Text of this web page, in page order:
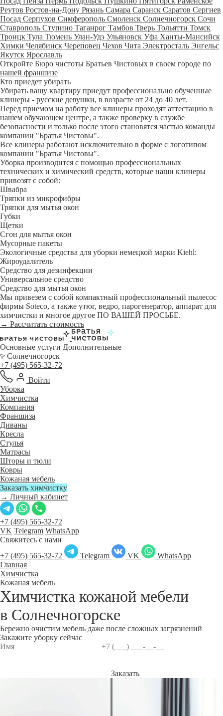
Реутов Ростов-на-Дону Рязань Самара Саранск Саратов Сергиев
Посад Серпухов Симферополь Смоленск Солнечногорск Сочи
Ставрополь Ступино Таганрог Тамбов Тверь Тольятти Томск
Троицк Тула Тюмень Улан-Удэ Ульяновск Уфа Ханты-Мансийск
Химки Челябинск Череповец Чехов Чита Электросталь Энгельс
Якутск Ярославль
Откройте Бюро чистоты Братьев Чистовых в своем городе по
нашей франшизе
Кто приедет убирать
Убирать вашу квартиру приедут профессионально обученные
клинеры - русские девушки, в возрасте от 24 до 40 лет.
Перед приемом на работу все клинеры проходят аттестацию в
нашем обучающем центре, а также проверку в службе
безопасности и только после этого становятся частью команды
компании "Братья Чистовы".
Все клинеры работают исключительно в форме с логотипом
компании "Братья Чистовы".
Уборка производится с помощью профессиональных
технических и химический средств, которые наши клинеры
привозят с собой:
Швабра
Тряпки из микрофибры
Тряпки для мытья окон
Губки
Щетки
Сгон для мытья окон
Мусорные пакеты
Экологичные средства для уборки немецкой марки Kiehl:
Жироудалитель
Средство для дезинфекции
Универсальное средство
Средство для мытья окон
Мы привезем с собой компактный профессиональный пылесос
фирмы Soteco, а также утюг, ведро, парогенератор, аппарат для
химчистки и многое другое ПО ВАШЕЙ ПРОСЬБЕ.
→ Рассчитать стоимость
Основные услуги Дополнительные
Солнечногорск
+7 (495) 565-32-72
Войти
Уборка
Химчистка
Компания
Франшиза
Диваны
Кресла
Стулья
Матрасы
Шторы и тюли
Ковры
Кожаная мебель
Заказать химчистку
→ Личный кабинет
+7 (495) 565-32-72
VK Telegram WhatsApp
Свяжитесь с нами
+7 (495) 565-32-72
Telegram VK
WhatsApp
Главная
Химчистка
Кожаная мебель
Химчистка кожаной мебели
в Солнечногорске
Бережно очистим мебель даже после сложных загрязнений
Закажите уборку сейчас
Заказать